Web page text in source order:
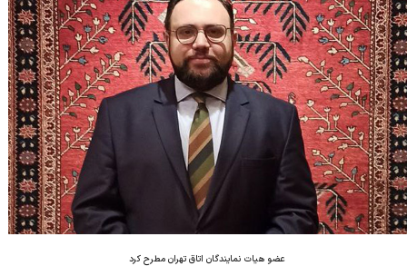
عضو هیات نمایندگان اتاق تهران مطرح کرد